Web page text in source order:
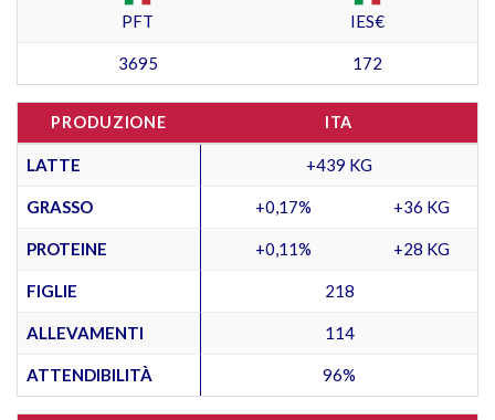
PFT IES€
3695 172
PRODUZIONE ITA
LATTE +439 KG
GRASSO +0,17% +36 KG
PROTEINE +0,11% +28 KG
FIGLIE 218
ALLEVAMENTI 114
ATTENDIBILITÀ 96%